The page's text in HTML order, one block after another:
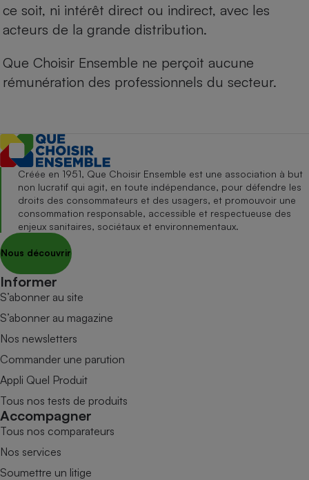
ce soit, ni intérêt direct ou indirect, avec les
acteurs de la grande distribution.
Que Choisir Ensemble ne perçoit aucune
rémunération des professionnels du secteur.
Créée en 1951, Que Choisir Ensemble est une association à but
non lucratif qui agit, en toute indépendance, pour défendre les
droits des consommateurs et des usagers, et promouvoir une
consommation responsable, accessible et respectueuse des
enjeux sanitaires, sociétaux et environnementaux.
Nous découvrir
Informer
S’abonner au site
S’abonner au magazine
Nos newsletters
Commander une parution
Appli Quel Produit
Tous nos tests de produits
Accompagner
Tous nos comparateurs
Nos services
Soumettre un litige